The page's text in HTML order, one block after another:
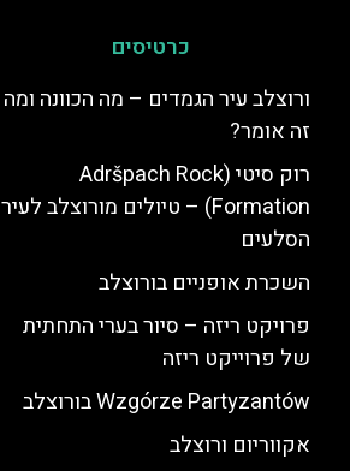
כרטיסים
ורוצלב עיר הגמדים – מה הכוונה ומה
זה אומר?
רוק סיטי (Adršpach Rock
Formation) – טיולים מורוצלב לעיר
הסלעים
השכרת אופניים בורוצלב
פרויקט ריזה – סיור בערי התחתית
של פרוייקט ריזה
Wzgórze Partyzantów בורוצלב
אקווריום ורוצלב